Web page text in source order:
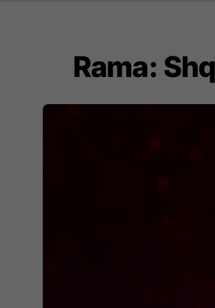
Rama: